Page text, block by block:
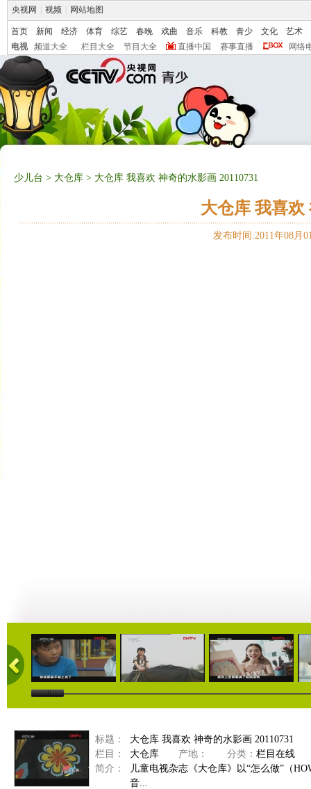
央视网 视频 网站地图
首页 新闻 经济 体育 综艺 春晚 戏曲 音乐 科教 青少 文化
艺术
电视
频道大全 栏目大全 节目大全 直播中国 赛事直播 网络
少儿台 > 大仓库 > 大仓库 我喜欢 神奇的水影画 20110731
大仓库 我喜欢
发布时间:2011年08月
01:34 11:58 14:38
标题：
大仓库 我喜欢 神奇的水影画 20110731
栏目：
大仓库 产地： 分类： 栏目在线
简介：
儿童电视杂志《大仓库》以“怎么做”（
音...